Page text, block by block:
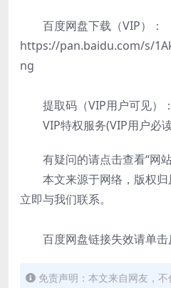
百度网盘下载（VIP）：
https://pan.baidu.com/s/
ng
提取码（VIP用户可见）
VIP特权服务(VIP用户必读
有疑问的请点击查看“网
本文来源于网络，版权归
立即与我们联系。
百度网盘链接失效请单击
免责声明：本文来自网友，